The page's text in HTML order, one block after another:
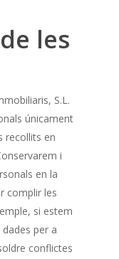
les
S.L.
únicament
recollits en
i
en la
complir les
si estem
per a
conflictes